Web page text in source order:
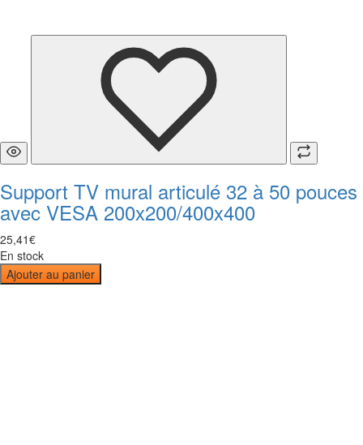
Support TV mural articulé 32 à 50 pouces
avec VESA 200x200/400x400
25,41€
En stock
Ajouter au panier